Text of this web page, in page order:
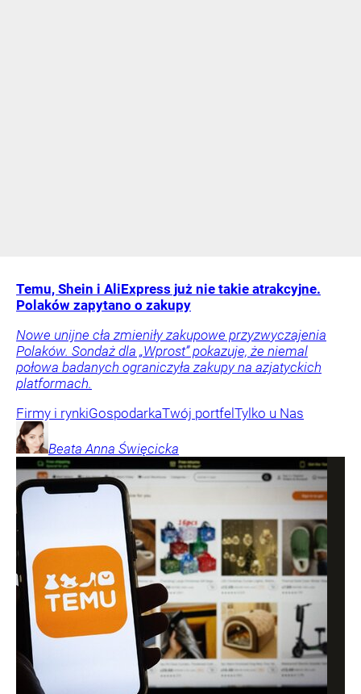
Temu, Shein i AliExpress już nie takie atrakcyjne.
Polaków zapytano o zakupy
Nowe unijne cła zmieniły zakupowe przyzwyczajenia
Polaków. Sondaż dla „Wprost” pokazuje, że niemal
połowa badanych ograniczyła zakupy na azjatyckich
platformach.
Firmy i rynkiGospodarkaTwój portfel Tylko u Nas
Beata Anna Święcicka